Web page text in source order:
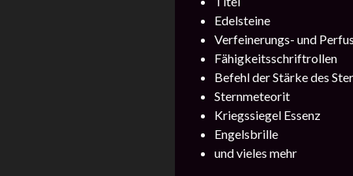
Edelsteine
Verfeinerungs- und
Fähigkeitsschriftrollen
Befehl der Stärke des
Sternmeteorit
Kriegssiegel Essenz
Engelsbrille
und vieles mehr